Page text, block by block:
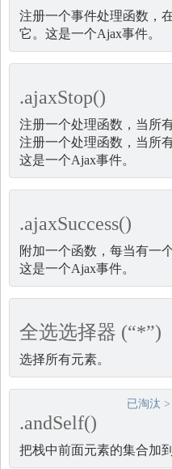
注册一个事件处理函数，
它。这是一个Ajax事件。
.ajaxStop()
注册一个处理函数，当所
注册一个处理函数，当所
这是一个Ajax事件。
.ajaxSuccess()
附加一个函数，每当有一
这是一个Ajax事件。
全选选择器 (“*”)
选择所有元素。
已淘汰 >
.andSelf()
把栈中前面元素的集合加